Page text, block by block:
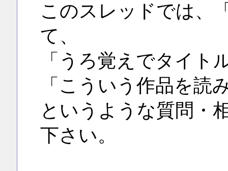
このスレッドでは、
て、
「うろ覚えでタイト
「こういう作品を読
というような質問・
下さい。